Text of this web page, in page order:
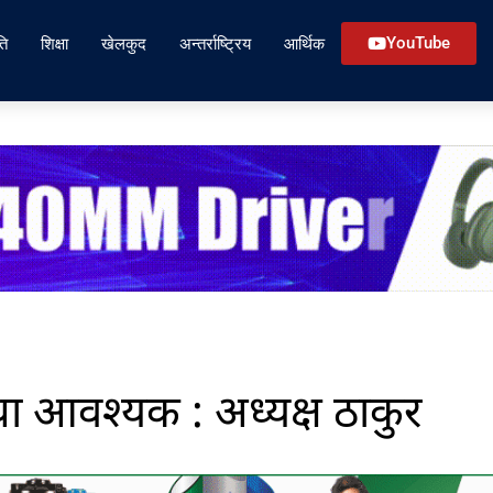
शिक्षा खेलकुद अन्तर्राष्ट्रिय आर्थिक YouTube
आवश्यक : अध्यक्ष ठाकुर